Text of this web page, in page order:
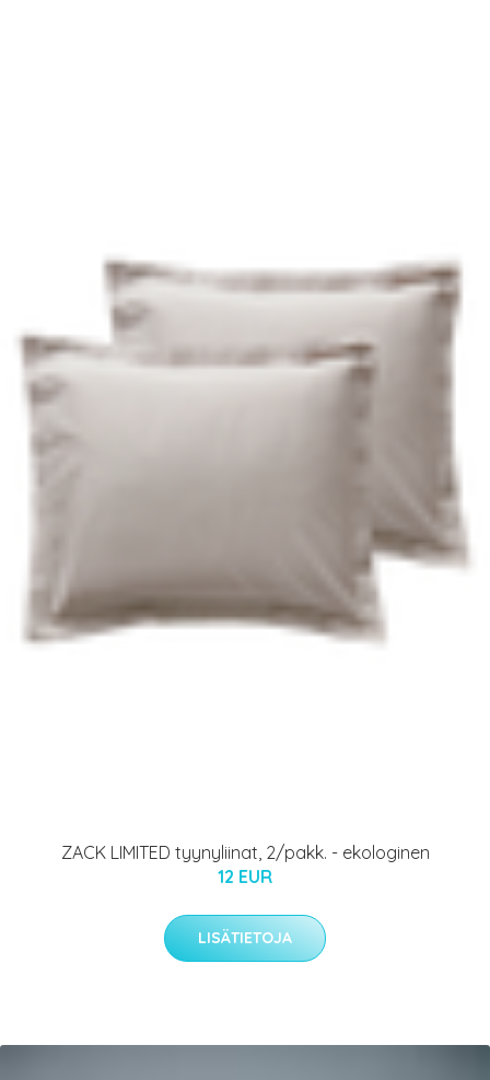
ZACK LIMITED tyynyliinat, 2/pakk. - ekologinen
12 EUR
LISÄTIETOJA